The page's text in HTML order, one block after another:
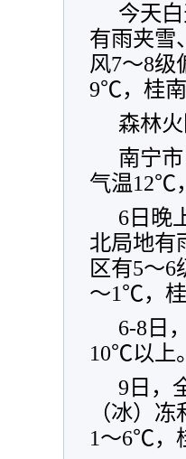
今天
有雨夹雪
风7～8
9℃，桂南
森林
南宁
气温12℃
6日晚
北局地有
区有5～
～1℃，
6-8日
10℃以上。
9日，
（冰）
1～6℃，